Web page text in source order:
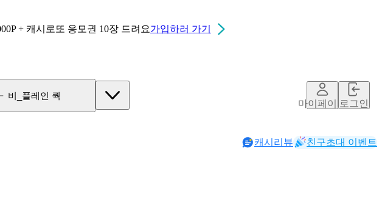
+ 캐시로또 응모권 10장 드려요가입하러 가기
비_플레인 쿽
마이페이지로그인
캐시리뷰 친구초대 이벤트